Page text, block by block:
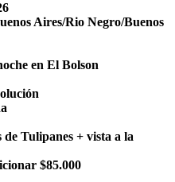
Aires/Rio Negro/Buenos
en El Bolson
Tulipanes + vista a la
$85.000